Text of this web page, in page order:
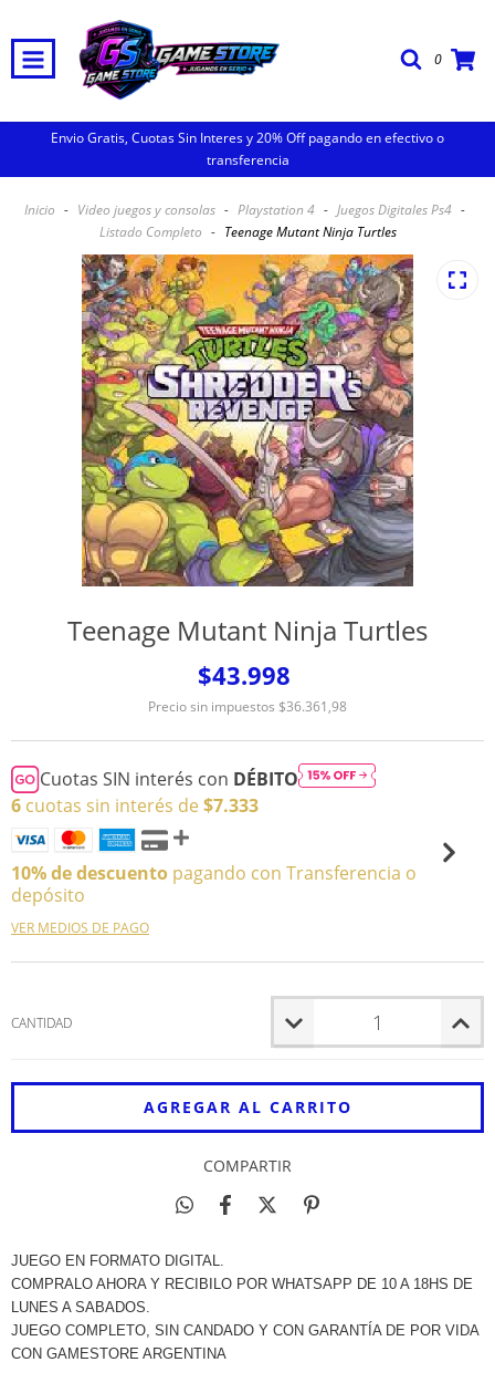
0
Envio Gratis, Cuotas Sin Interes y 20% Off pagando en efectivo o
transferencia
Inicio - Video juegos y consolas - Playstation 4 - Juegos Digitales Ps4 -
Listado Completo - Teenage Mutant Ninja Turtles
Teenage Mutant Ninja Turtles
$43.998
Precio sin impuestos $36.361,98
Cuotas SIN interés con DÉBITO
6 cuotas sin interés de $7.333
10% de descuento pagando con Transferencia o
depósito
VER MEDIOS DE PAGO
CANTIDAD
COMPARTIR
JUEGO EN FORMATO DIGITAL.
COMPRALO AHORA Y RECIBILO POR WHATSAPP DE 10 A 18HS DE
LUNES A SABADOS.
JUEGO COMPLETO, SIN CANDADO Y CON GARANTÍA DE POR VIDA
CON GAMESTORE ARGENTINA